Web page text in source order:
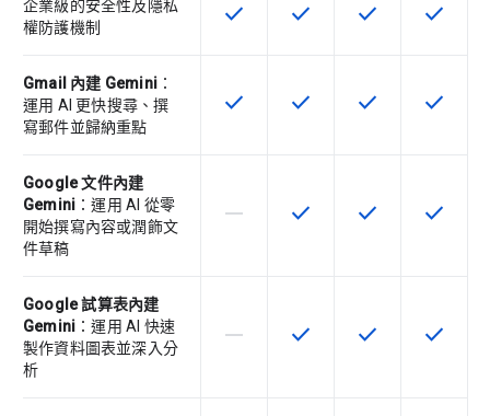
企業級的安全性及隱私
權防護機制
這項功能適用於該 SKU
check 這項功能適用於該 SKU
check 這項功能適用於
check 這項功
check
Gmail 內建 Gemini ：
運用 AI 更快搜尋、撰
寫郵件並歸納重點
這項功能適用於該 SKU
check 這項功能適用於該 SKU
check 這項功能適用於
check 這項功
check
Google 文件內建
Gemini ：運用 AI 從零
開始撰寫內容或潤飾文
件草稿
這個 SKU 不支援這項功能
horizontal_rule 這項功能適用於該 SKU
check 這項功能適用於
check 這項功
check
Google 試算表內建
Gemini ：運用 AI 快速
製作資料圖表並深入分
析
這個 SKU 不支援這項功能
horizontal_rule 這項功能適用於該 SKU
check 這項功能適用於
check 這項功
check